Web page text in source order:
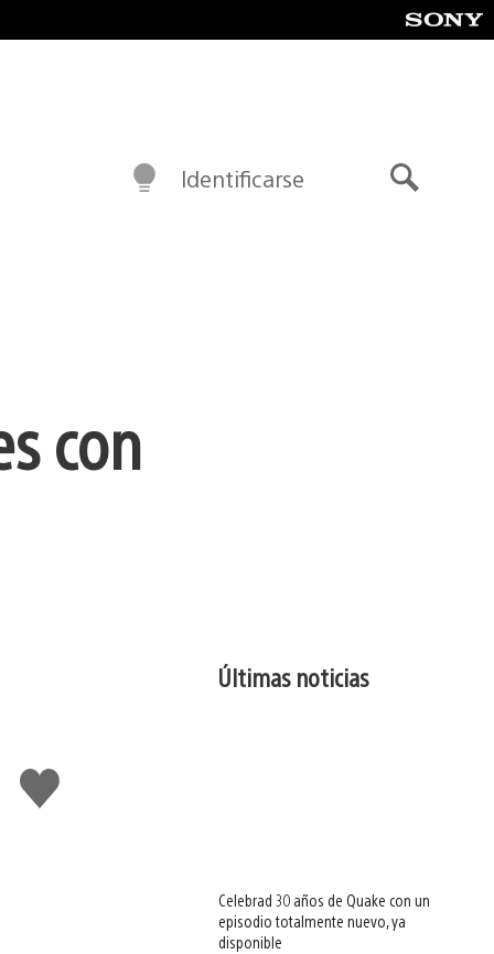
Identificarse
con
Me
gusta
Últimas noticias
Celebrad 30 años de Quake con un
episodio totalmente nuevo, ya
disponible